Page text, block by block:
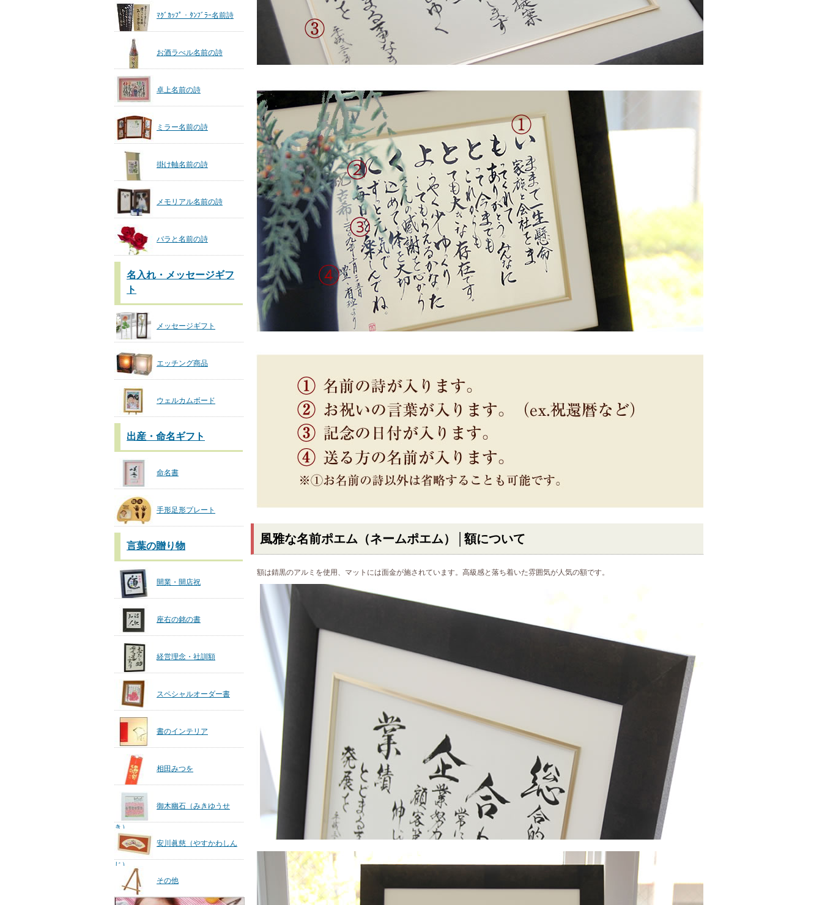
ﾏｸﾞｶｯﾌﾟ・ﾀﾝﾌﾞﾗｰ名前詩
お酒ラべル名前の詩
卓上名前の詩
ミラー名前の詩
掛け軸名前の詩
メモリアル名前の詩
バラと名前の詩
名入れ・メッセージギフ
ト
メッセージギフト
エッチング商品
ウェルカムボード
出産・命名ギフト
命名書
手形足形プレート
言葉の贈り物
開業・開店祝
座右の銘の書
経営理念・社訓額
スペシャルオーダー書
書のインテリア
相田みつを
御木幽石（みきゆうせ
き）
安川眞慈（やすかわしん
じ）
その他
風雅な名前ポエム（ネームポエム）│額について
額は錆黒のアルミを使用、マットには面金が施されています。高級感と落ち着いた雰囲気が人気の額です。